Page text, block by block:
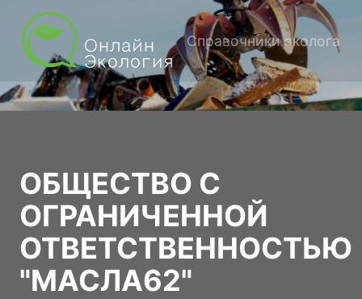
Справочники эколога
ОБЩЕСТВО С
ОГРАНИЧЕННОЙ
ОТВЕТСТВЕННОСТЬЮ
"МАСЛА62"